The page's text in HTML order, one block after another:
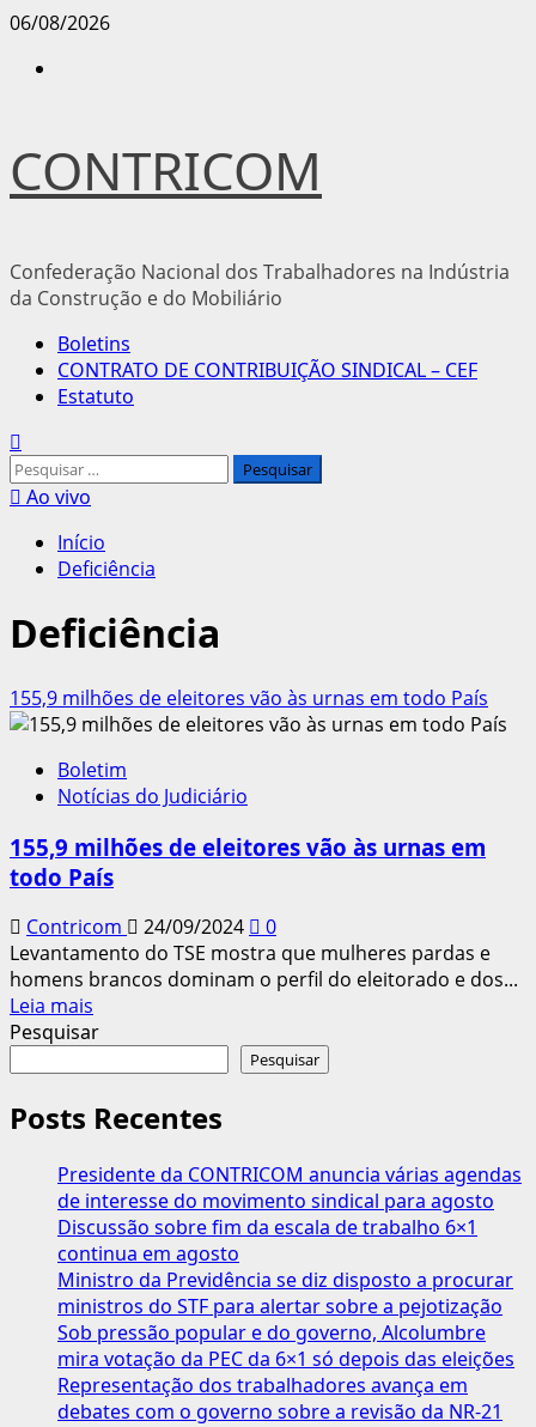
Avançar
06/08/2026
CONTRICOM
Confederação Nacional dos Trabalhadores na Indústria
da Construção e do Mobiliário
Menu
principal
Boletins
CONTRATO DE CONTRIBUIÇÃO SINDICAL – CEF
Estatuto
Pesquisar
por:Ao vivo
Início
Deficiência
Deficiência
155,9 milhões de eleitores vão às urnas em todo País
Boletim
Notícias do Judiciário
155,9 milhões de eleitores vão às urnas em
todo País
Contricom 24/09/2024
0
Levantamento do TSE mostra que mulheres pardas e
homens brancos dominam o perfil do eleitorado e dos...
Leia mais
mais
milhões
de
eleitores
vão
às
urnas
em
todo
País
Pesquisar
Pesquisar
Posts Recentes
Presidente da CONTRICOM anuncia várias agendas
de interesse do movimento sindical para agosto
Discussão sobre fim da escala de trabalho 6×1
continua em agosto
Ministro da Previdência se diz disposto a procurar
ministros do STF para alertar sobre a pejotização
Sob pressão popular e do governo, Alcolumbre
mira votação da PEC da 6×1 só depois das eleições
Representação dos trabalhadores avança em
debates com o governo sobre a revisão da NR-21